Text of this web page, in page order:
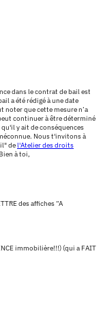
dans le contrat de bail est
a été rédigé à une date
noter que cette mesure n’a
continuer à être déterminé
y ait de conséquences
Nous t'invitons à
del'Atelier des droits
à toi,
des affiches “A
immobilière!!!) (qui a FAIT